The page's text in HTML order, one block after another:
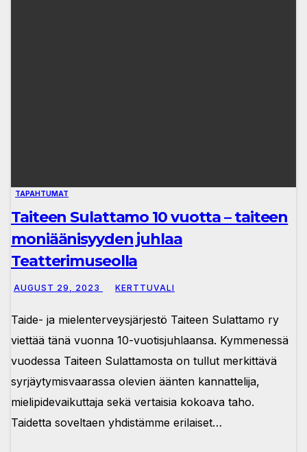
TAPAHTUMAT
Taiteen Sulattamo 10 vuotta – taiteen
moniäänisyyden juhlaa
Teatterimuseolla
AUGUST 29, 2023 KERTTUVALI
Taide- ja mielenterveysjärjestö Taiteen Sulattamo ry
viettää tänä vuonna 10-vuotisjuhlaansa. Kymmenessä
vuodessa Taiteen Sulattamosta on tullut merkittävä
syrjäytymisvaarassa olevien äänten kannattelija,
mielipidevaikuttaja sekä vertaisia kokoava taho.
Taidetta soveltaen yhdistämme erilaiset…